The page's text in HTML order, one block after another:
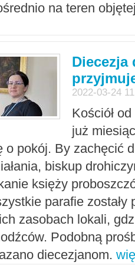
na teren
Diecezja
2022-03-24
Kościół
już
o pokój. By zachęcić
biskup
księży
parafie zostały
zasobach lokali,
Podobną
diecezjanom.